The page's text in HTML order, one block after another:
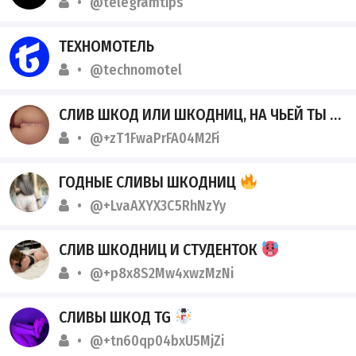
ТЕХНОМОТЕЛЬ
@technomotel
СЛИВ ШКОД ИЛИ ШКОДНИЦ, НА ЧЬЕЙ ТЫ СТОРОНЕ?
@+zT1FwaPrFA04M2Fi
ГОДНЫЕ СЛИВЫ ШКОДНИЦ
@+LvaAXYX3C5RhNzYy
СЛИВ ШКОДНИЦ И СТУДЕНТОК
@+p8x8S2Mw4xwzMzNi
СЛИВЫ ШКОД TG
@+tn60qp04bxU5MjZi